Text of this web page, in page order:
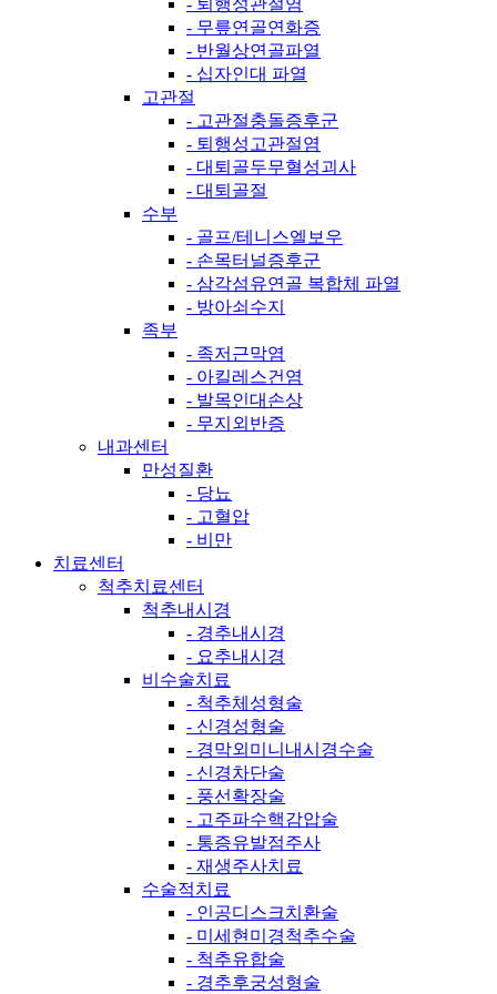
- 무릎연골연화증
- 반월상연골파열
- 십자인대 파열
고관절
- 고관절충돌증후군
- 퇴행성고관절염
- 대퇴골두무혈성괴사
- 대퇴골절
수부
- 골프/테니스엘보우
- 손목터널증후군
- 삼각섬유연골 복합체 파열
- 방아쇠수지
족부
- 족저근막염
- 아킬레스건염
- 발목인대손상
- 무지외반증
내과센터
만성질환
- 당뇨
- 고혈압
- 비만
치료센터
척추치료센터
척추내시경
- 경추내시경
- 요추내시경
비수술치료
- 척추체성형술
- 신경성형술
- 경막외미니내시경수술
- 신경차단술
- 풍선확장술
- 고주파수핵감압술
- 통증유발점주사
- 재생주사치료
수술적치료
- 인공디스크치환술
- 미세현미경척추수술
- 척추유합술
- 경추후궁성형술